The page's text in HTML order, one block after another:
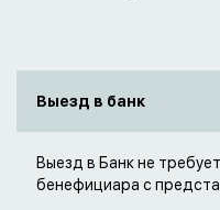
Выезд в банк
Выезд в Банк не
бенефициара с